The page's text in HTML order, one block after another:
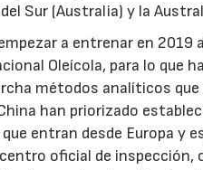
Sur (Australia) y la
a entrenar en 2019
Oleícola, para lo que
métodos analíticos
han priorizado
entran desde Europa y
oficial de inspección,